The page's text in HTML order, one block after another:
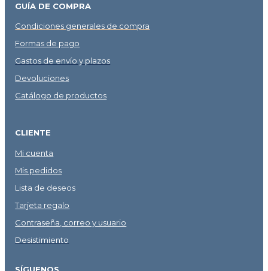
GUÍA DE COMPRA
Condiciones generales de compra
Formas de pago
Gastos de envío y plazos
Devoluciones
Catálogo de productos
CLIENTE
Mi cuenta
Mis pedidos
Lista de deseos
Tarjeta regalo
Contraseña, correo y usuario
Desistimiento